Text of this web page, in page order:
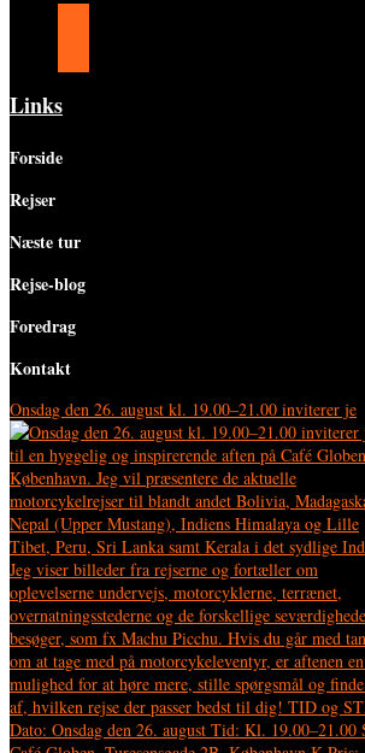
Links
Forside
Rejser
Næste tur
Rejse-blog
Foredrag
Kontakt
Onsdag den 26. august kl. 19.00–21.00 inviterer je